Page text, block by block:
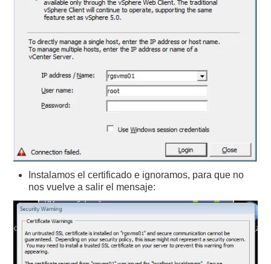
Instalamos el certificado e ignoramos, para que no
nos vuelve a salir el mensaje: